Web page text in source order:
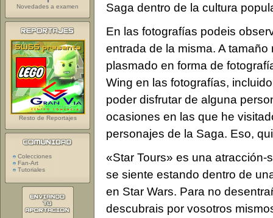
Saga dentro de la cultura
En las fotografías podeis
entrada de la misma. A
plasmado en forma de
Wing en las fotografías,
poder disfrutar de alguna
ocasiones en las que he
personajes de la Saga. Eso,
«Star Tours» es una
se siente estando dentro de
en Star Wars. Para no
descubrais por vosotros
Novedades a examen
Resto de Reportajes
Colecciones
Fan-Art
Tutoriales